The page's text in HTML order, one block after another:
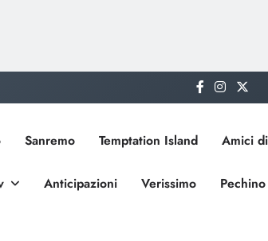
Sanremo Temptation Island Amici
Anticipazioni Verissimo